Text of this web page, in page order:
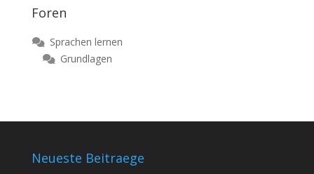
Foren
Sprachen lernen
Grundlagen
Neueste Beitraege